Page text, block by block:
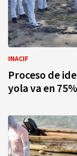
INACIF
Proceso de
yola va en 75%